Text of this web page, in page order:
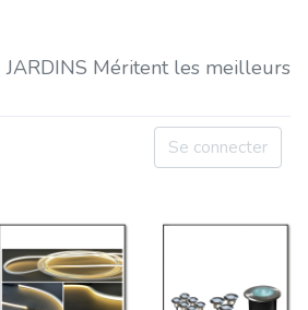
JARDINS Méritent les meilleurs
Se connecter